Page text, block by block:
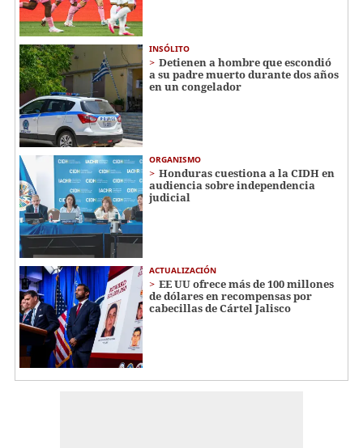
INSÓLITO
Detienen a hombre que escondió
a su padre muerto durante dos años
en un congelador
ORGANISMO
Honduras cuestiona a la CIDH en
audiencia sobre independencia
judicial
ACTUALIZACIÓN
EE UU ofrece más de 100 millones
de dólares en recompensas por
cabecillas de Cártel Jalisco